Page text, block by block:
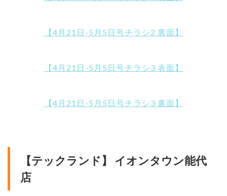
【4月21日-5月5日号チラシ2 裏面】
【4月21日-5月5日号チラシ3 表面】
【4月21日-5月5日号チラシ3 裏面】
【テックランド】 イオンタウン能代
店